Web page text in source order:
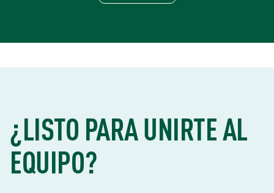
¿LISTO PARA UNIRTE AL
EQUIPO?